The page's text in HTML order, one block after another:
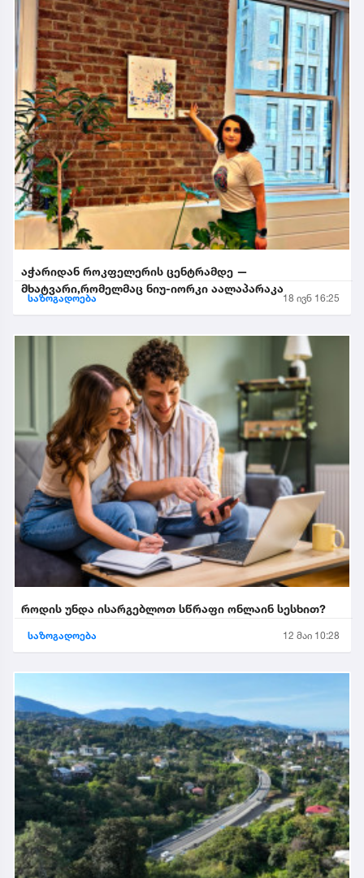
აჭარიდან როკფელერის ცენტრამდე —
მხატვარი,რომელმაც ნიუ-იორკი აალაპარაკა
საზოგადოება 18 ივნ 16:25
როდის უნდა ისარგებლოთ სწრაფი ონლაინ სესხით?
საზოგადოება 12 მაი 10:28